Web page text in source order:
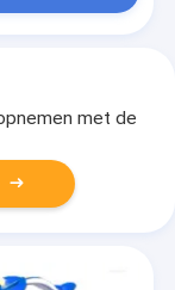
met de